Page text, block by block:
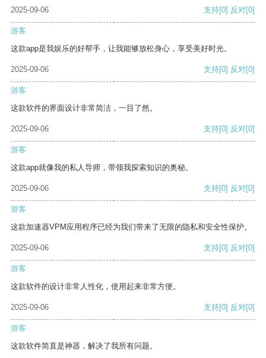
2025-09-06 支持[0] 反对[0]
游客
这款app是我娱乐的好帮手，让我能够放松身心，享受美好时光。
2025-09-06 支持[0] 反对[0]
游客
这款软件的界面设计非常简洁，一目了然。
2025-09-06 支持[0] 反对[0]
游客
这款app就像我的私人导师，带领我探索知识的奥秘。
2025-09-06 支持[0] 反对[0]
游客
这款加速器VPM应用程序已经为我们带来了无限的隐私和安全性保护。
2025-09-06 支持[0] 反对[0]
游客
这款软件的设计非常人性化，使用起来非常方便。
2025-09-06 支持[0] 反对[0]
游客
这款软件简直是神器，解决了我所有问题。